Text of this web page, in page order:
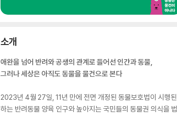
소개
애완을 넘어 반려와 공생의 관계로 들어선 인간과 동물,
그러나 세상은 아직도 동물을 물건으로 본다
2023년 4월 27일, 11년 만에 전면 개정된 동물보호법이 시행
하는 반려동물 양육 인구와 높아지는 국민들의 동물권 의식을